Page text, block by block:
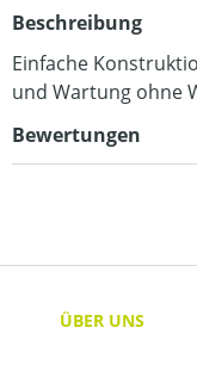
Beschreibung
Einfache
und Wartung ohne
Bewertungen
ÜBER UNS